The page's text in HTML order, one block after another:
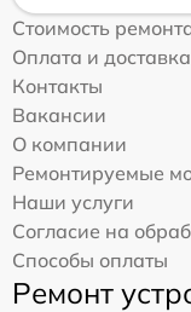
Стоимость
Оплата и доставка
Контакты
Вакансии
О компании
Ремонтируемые
Наши услуги
Согласие на
Способы оплаты
Ремонт